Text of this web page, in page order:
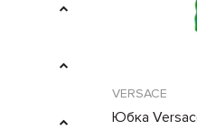
VERSACE
Юбка